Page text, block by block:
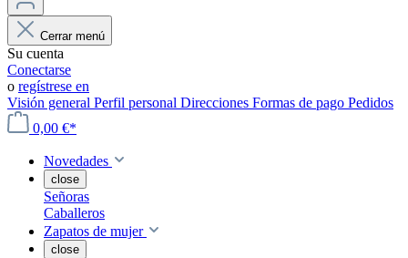
Cerrar menú
Su cuenta
Conectarse
o regístrese en
Visión general Perfil personal Direcciones Formas de pago Pedidos
0,00 €*
Novedades
close
Señoras
Caballeros
Zapatos de mujer
close